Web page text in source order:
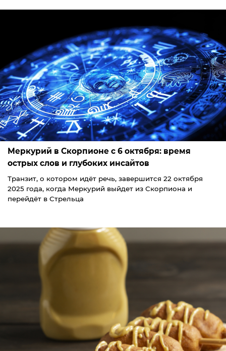
Меркурий в Скорпионе с 6 октября: время
острых слов и глубоких инсайтов
Транзит, о котором идёт речь, завершится 22 октября
2025 года, когда Меркурий выйдет из Скорпиона и
перейдёт в Стрельца